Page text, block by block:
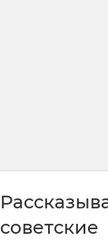
советские